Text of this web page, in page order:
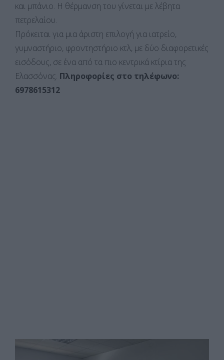
και μπάνιο. Η θέρμανση του γίνεται με λέβητα
πετρελαίου.
Πρόκειται για μια άριστη επιλογή για ιατρείο,
γυμναστήριο, φροντηστήριο κτλ, με δύο διαφορετικές
εισόδους, σε ένα από τα πιο κεντρικά κτίρια της
Ελασσόνας. Πληροφορίες στο τηλέφωνο:
6978615312